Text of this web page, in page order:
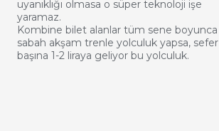
uyanıklığı olmasa o süper teknoloji işe
yaramaz.
Kombine bilet alanlar tüm sene boyunca
sabah akşam trenle yolculuk yapsa, sefer
başına 1-2 liraya geliyor bu yolculuk.